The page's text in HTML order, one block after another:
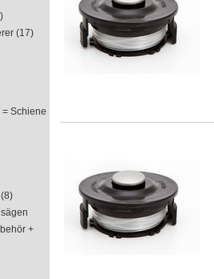
(17)
Schiene
(8)
+